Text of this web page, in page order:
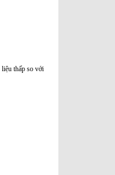
thấp so với